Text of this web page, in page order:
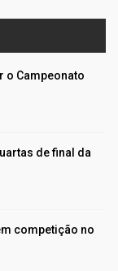
o Campeonato
de final da
competição no